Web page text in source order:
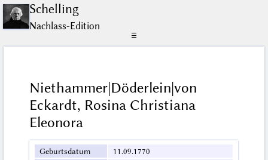
Schelling
Nachlass-Edition
☰
Niethammer|Döderlein|von
Eckardt, Rosina Christiana
Eleonora
Geburtsdatum
11.09.1770